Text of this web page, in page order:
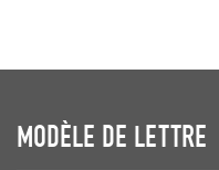
MODÈLE DE LETTRE